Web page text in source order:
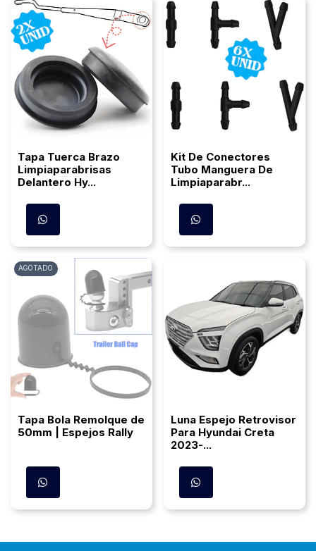
Tapa Tuerca Brazo
Limpiaparabrisas
Delantero Hy...
Kit De Conectores
Tubo Manguera De
Limpiaparabr...
AGOTADO
Tapa Bola Remolque de
50mm | Espejos Rally
Luna Espejo Retrovisor
Para Hyundai Creta
2023-...